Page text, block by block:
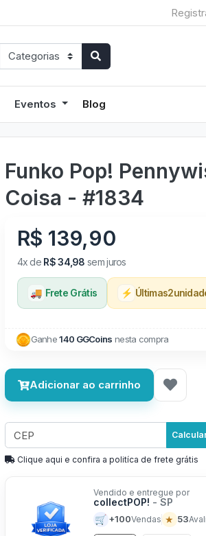
Eventos Blog
Funko Pop!
Coisa - #1834
R$ 139,90
4x de R$ 34,98 sem juros
🚚 Frete Grátis ⚡ Últimas2
Ganhe140 GGCoins nesta compra
Adicionar ao carrinho
Clique aqui e confira a politíca de frete grátis
Vendido e entregue por
collectPOP! - SP
🛒 +100Vendas ★ 53